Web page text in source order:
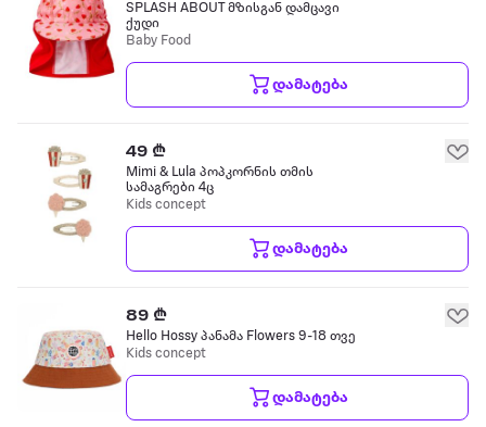
SPLASH ABOUT მზისგან დამცავი
ქუდი
Baby Food
დამატება
49 ₾
Mimi & Lula პოპკორნის თმის
სამაგრები 4ც
Kids concept
დამატება
89 ₾
Hello Hossy პანამა Flowers 9-18 თვე
Kids concept
დამატება